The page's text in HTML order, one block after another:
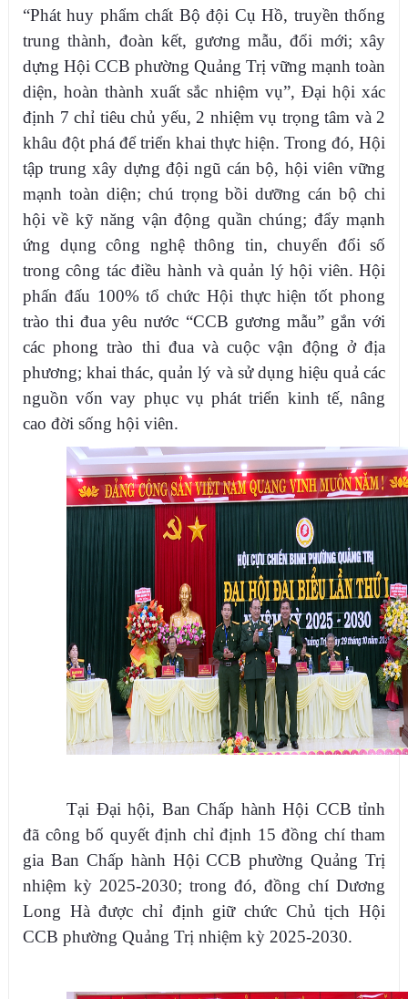
“Phát huy phẩm chất Bộ đội Cụ Hồ, truyền thống
trung thành, đoàn kết, gương mẫu, đổi mới; xây
dựng Hội CCB phường Quảng Trị vững mạnh toàn
diện, hoàn thành xuất sắc nhiệm vụ”, Đại hội xác
định 7 chỉ tiêu chủ yếu, 2 nhiệm vụ trọng tâm và 2
khâu đột phá để triển khai thực hiện. Trong đó, Hội
tập trung xây dựng đội ngũ cán bộ, hội viên vững
mạnh toàn diện; chú trọng bồi dưỡng cán bộ chi
hội về kỹ năng vận động quần chúng; đẩy mạnh
ứng dụng công nghệ thông tin, chuyển đổi số
trong công tác điều hành và quản lý hội viên. Hội
phấn đấu 100% tổ chức Hội thực hiện tốt phong
trào thi đua yêu nước “CCB gương mẫu” gắn với
các phong trào thi đua và cuộc vận động ở địa
phương; khai thác, quản lý và sử dụng hiệu quả các
nguồn vốn vay phục vụ phát triển kinh tế, nâng
cao đời sống hội viên.
Tại Đại hội, Ban Chấp hành Hội CCB tỉnh
đã công bố quyết định chỉ định 15 đồng chí tham
gia Ban Chấp hành Hội CCB phường Quảng Trị
nhiệm kỳ 2025-2030; trong đó, đồng chí Dương
Long Hà được chỉ định giữ chức Chủ tịch Hội
CCB phường Quảng Trị nhiệm kỳ 2025-2030.